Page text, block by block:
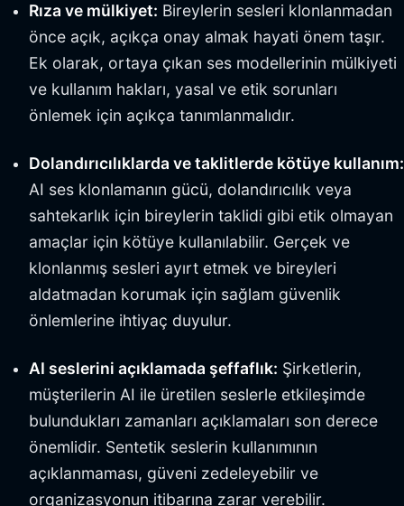
Rıza ve mülkiyet: Bireylerin sesleri klonlanmadan
önce açık, açıkça onay almak hayati önem taşır.
Ek olarak, ortaya çıkan ses modellerinin mülkiyeti
ve kullanım hakları, yasal ve etik sorunları
önlemek için açıkça tanımlanmalıdır.
Dolandırıcılıklarda ve taklitlerde kötüye kullanım:
AI ses klonlamanın gücü, dolandırıcılık veya
sahtekarlık için bireylerin taklidi gibi etik olmayan
amaçlar için kötüye kullanılabilir. Gerçek ve
klonlanmış sesleri ayırt etmek ve bireyleri
aldatmadan korumak için sağlam güvenlik
önlemlerine ihtiyaç duyulur.
AI seslerini açıklamada şeffaflık: Şirketlerin,
müşterilerin AI ile üretilen seslerle etkileşimde
bulundukları zamanları açıklamaları son derece
önemlidir. Sentetik seslerin kullanımının
açıklanmaması, güveni zedeleyebilir ve
organizasyonun itibarına zarar verebilir.